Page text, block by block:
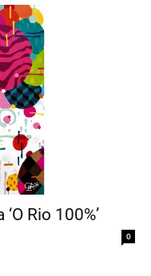
Rio 100%’
0